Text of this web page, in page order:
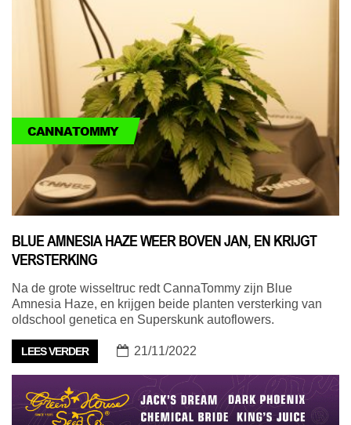
CANNATOMMY
BLUE AMNESIA HAZE WEER BOVEN JAN, EN KRIJGT
VERSTERKING
Na de grote wisseltruc redt CannaTommy zijn Blue
Amnesia Haze, en krijgen beide planten versterking van
oldschool genetica en Superskunk autoflowers.
LEES VERDER 21/11/2022